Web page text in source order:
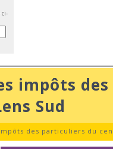
impôts
Sud
des particuliers du